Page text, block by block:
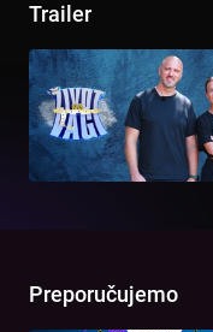
Trailer
Preporučujemo